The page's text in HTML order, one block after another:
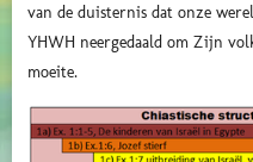
van de duisternis dat onze
YHWH neergedaald om Zijn
moeite.